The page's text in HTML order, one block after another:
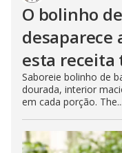
O bolinho
desaparece
esta receita
Saboreie bolinho de
dourada, interior
em cada porção. The...